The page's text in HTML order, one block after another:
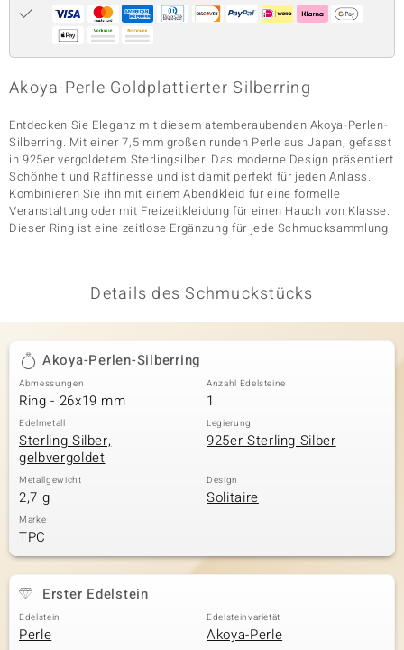
Classics
Akoya-Perle Goldplattierter Silberring
Entdecken Sie Eleganz mit diesem atemberaubenden Akoya-Perlen-
Silberring. Mit einer 7,5 mm großen runden Perle aus Japan, gefasst
in 925er vergoldetem Sterlingsilber. Das moderne Design präsentiert
Schönheit und Raffinesse und ist damit perfekt für jeden Anlass.
Kombinieren Sie ihn mit einem Abendkleid für eine formelle
Veranstaltung oder mit Freizeitkleidung für einen Hauch von Klasse.
Dieser Ring ist eine zeitlose Ergänzung für jede Schmucksammlung.
Details des Schmuckstücks
Akoya-Perlen-Silberring
Abmessungen
Ring - 26x19 mm
Anzahl Edelsteine
1
Edelmetall
Sterling Silber,
gelbvergoldet
Legierung
925er Sterling Silber
Metallgewicht
2,7 g
Design
Solitaire
Marke
TPC
Erster Edelstein
Edelstein
Perle
Edelsteinvarietät
Akoya-Perle